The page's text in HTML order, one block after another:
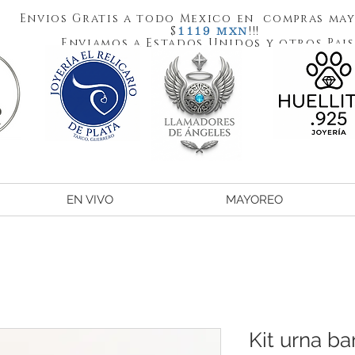
Envios Gratis a todo Mexico en compras
$ 1119 MXN!!!
Enviamos a Estados Unidos y otros
EN VIVO MAYOREO
Kit urna